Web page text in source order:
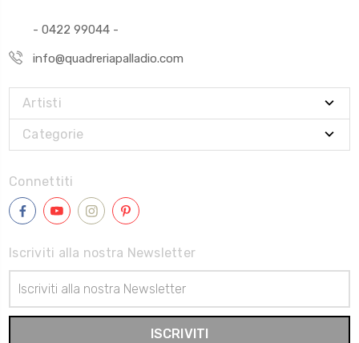
- 0422 99044 -
info@quadreriapalladio.com
Artisti
Categorie
Connettiti
Iscriviti alla nostra Newsletter
Email